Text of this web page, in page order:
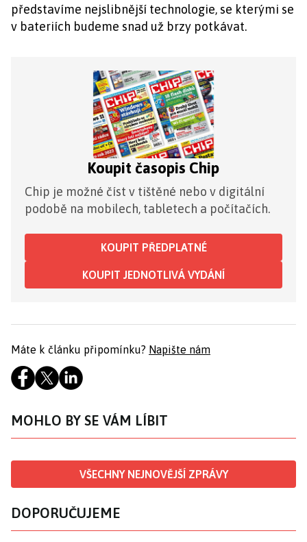
představíme nejslibnější technologie, se kterými se
v bateriích budeme snad už brzy potkávat.
Koupit časopis Chip
Chip je možné číst v tištěné nebo v digitální
podobě na mobilech, tabletech a počítačích.
KOUPIT PŘEDPLATNÉ
KOUPIT JEDNOTLIVÁ VYDÁNÍ
Máte k článku připomínku? Napište nám
MOHLO BY SE VÁM LÍBIT
VŠECHNY NEJNOVĚJŠÍ ZPRÁVY
DOPORUČUJEME